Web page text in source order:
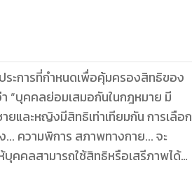
การที่กำหนดเพื่อคุ้มครองสิทธิของ
ยและหญิงมีสิทธิเท่าเทียมกัน การเลือก
ความพิการ สภาพทางกาย... จะ
คคลสามารถใช้สิทธิหรือเสรีภาพได้
คนพิการ หรือผู้ด้อยโอกาส ย่อมไม่